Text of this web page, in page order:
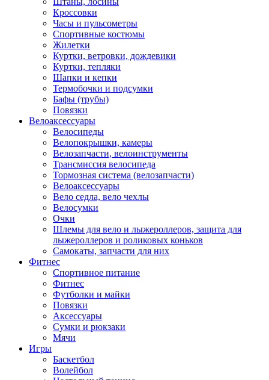
Кроссовки
Часы и пульсометры
Спортивные костюмы
Жилетки
Куртки, ветровки, дождевики
Куртки, тепляки
Шапки и кепки
Термобочки и подсумки
Бафы (трубы)
Повязки
Велоаксессуары
Велосипеды
Велопокрышки, камеры
Велозапчасти, велоинструменты
Трансмиссия велосипеда
Тормозная система (велозапчасти)
Велоаксессуары
Вело седла, вело чехлы
Велосумки
Очки
Шлемы для вело и лыжероллеров, защита для
лыжероллеров и роликовых коньков
Самокаты, запчасти для них
Фитнес
Спортивное питание
Фитнес
Футболки и майки
Повязки
Аксессуары
Сумки и рюкзаки
Мячи
Игры
Баскетбол
Волейбол